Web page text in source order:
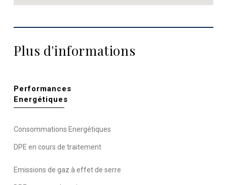
Plus d'informations
Performances
Energétiques
Consommations Energétiques
DPE en cours de traitement
Emissions de gaz à effet de serre